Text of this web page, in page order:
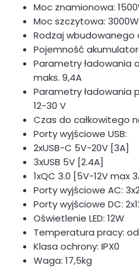
Moc znamionowa:
Moc szczytowa: 3000W
Rodzaj wbudowanego
Pojemność
Parametry ładowania
maks. 9,4A
Parametry ładowania
12-30 V
Czas do całkowitego
Porty wyjściowe USB:
2xUSB-C 5V-20V [3A]
3xUSB 5V [2.4A]
1xQC 3.0 [5V-12V max
Porty wyjściowe AC:
Porty wyjściowe DC:
Oświetlenie LED: 12W
Temperatura pracy:
Klasa ochrony: IPX0
Waga: 17,5kg